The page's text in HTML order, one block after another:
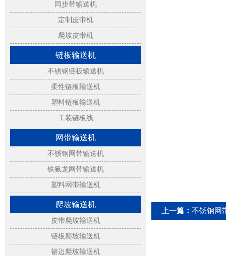
同步带输送机
定制皮带机
爬坡皮带机
链板输送机
不锈钢链板输送机
柔性链板输送机
塑料链板输送机
工装链板线
网带输送机
不锈钢网带输送机
铁氟龙网带输送机
塑料网带输送机
爬坡输送机
皮带爬坡输送机
链板爬坡输送机
裙边爬坡输送机
上一篇： 不锈钢网